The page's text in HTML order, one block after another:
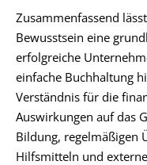
Zusammenfassend
Bewusstsein eine
erfolgreiche
einfache Buchhaltung
Verständnis für die
Auswirkungen auf das
Bildung, regelmäßigen
Hilfsmitteln und